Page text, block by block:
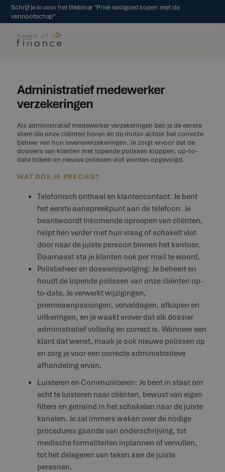
Schrijf je in voor het Webinar "Privé vastgoed kopen met de
vennootschap"
Administratief medewerker
verzekeringen
Als administratief medewerker verzekeringen ben je de eerste
stem die onze cliënten horen én de motor achter het correcte
beheer van hun levensverzekeringen. Je zorgt ervoor dat de
dossiers van klanten met lopende polissen kloppen, up-to-
date blijven en nieuwe polissen vlot worden opgevolgd.
WAT DOE JE PRECIES?
Telefonisch onthaal en klantencontact: Je bent
het eerste aanspreekpunt aan de telefoon. Je
beantwoordt inkomende oproepen van cliënten,
helpt hen verder met hun vraag of schakelt vlot
door naar de juiste persoon binnen het kantoor.
Daarnaast sta je klanten ook per mail te woord.
Polisbeheer en dossieropvolging: Je beheert en
houdt de lopende polissen van onze cliënten up-
to-date. Je verwerkt wijzigingen,
premieaanpassingen, vervaldagen, afkopen en
uitkeringen, en je waakt erover dat elk dossier
administratief volledig en correct is. Wanneer een
klant dat wenst, maak je ook nieuwe polissen op
en zorg je voor een correcte administratieve
afhandeling ervan.
Luisteren en Communiceren: Je bent in staat om
echt te luisteren naar cliënten, bewust van eigen
filters en getraind in het schakelen naar de juiste
kanalen. Je zal immers waken over de nodige
procedures gaande van onderschrijving, tot
medische formaliteiten inplannen of vervullen,
tot het delegeren van taken aan de juiste
personen.